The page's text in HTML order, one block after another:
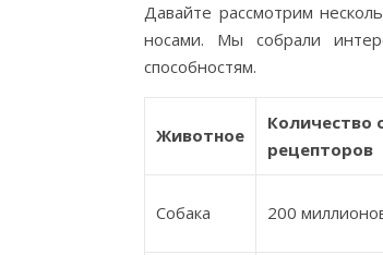
Давайте рассмотрим
носами. Мы собрали
способностям.
Животное
Количество
рецепторов
Собака 200